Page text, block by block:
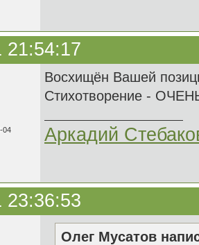
21:54:17
04
Восхищён Вашей
Стихотворение -
Аркадий
23:36:53
Олег Мусатов